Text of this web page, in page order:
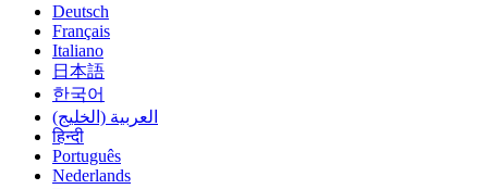
Deutsch
Français
Italiano
日本語
한국어
العربية (الخليج)
हिन्दी
Português
Nederlands